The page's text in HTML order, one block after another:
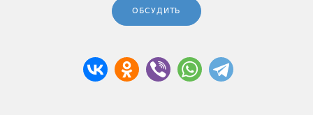
ОБСУДИТЬ